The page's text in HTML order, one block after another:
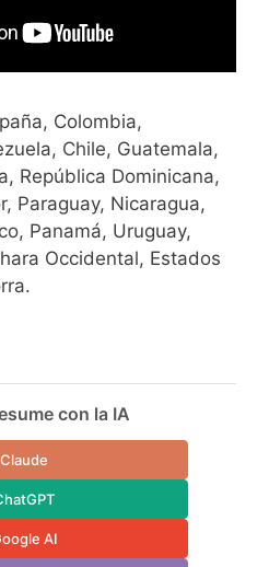
Colombia,
Chile, Guatemala,
República Dominicana,
Paraguay, Nicaragua,
Panamá, Uruguay,
Occidental, Estados
con la IA
Claude
AI